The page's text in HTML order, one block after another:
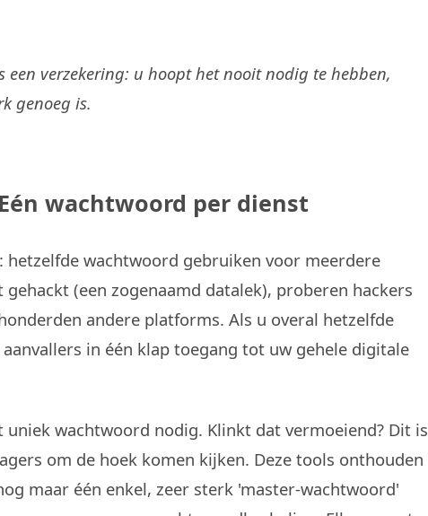
een verzekering: u hoopt het nooit nodig te hebben,
genoeg is.
wachtwoord per dienst
hetzelfde wachtwoord gebruiken voor meerdere
(een zogenaamd datalek), proberen hackers
andere platforms. Als u overal hetzelfde
in één klap toegang tot uw gehele digitale
uniek wachtwoord nodig. Klinkt dat vermoeiend? Dit is
om de hoek komen kijken. Deze tools onthouden
maar één enkel, zeer sterk 'master-wachtwoord'